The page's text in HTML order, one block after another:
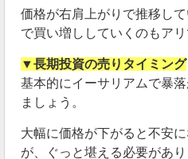
価格が右肩上がりで推移し
で買い増ししていくのもアリ
▼長期投資の売りタイミング
基本的にイーサリアムで暴
ましょう。
大幅に価格が下がると不安
が、ぐっと堪える必要があり